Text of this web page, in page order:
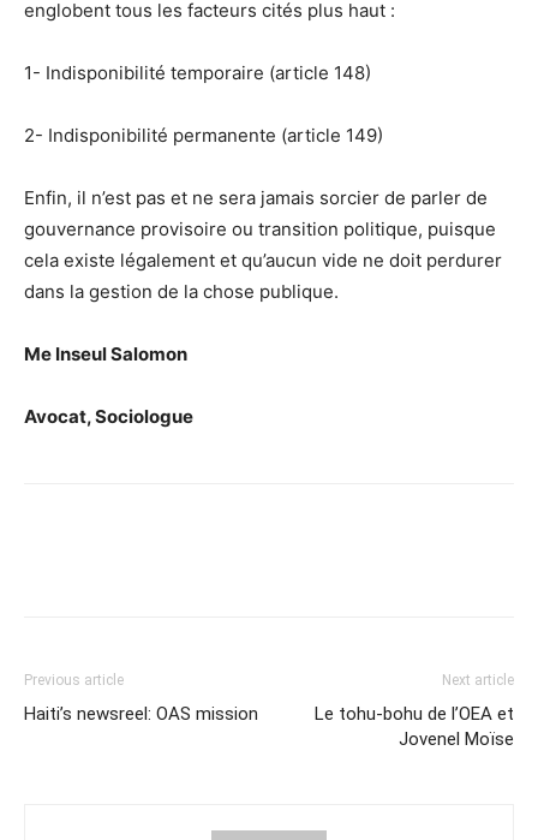
englobent tous les facteurs cités plus haut :
1- Indisponibilité temporaire (article 148)
2- Indisponibilité permanente (article 149)
Enfin, il n’est pas et ne sera jamais sorcier de parler de
gouvernance provisoire ou transition politique, puisque
cela existe légalement et qu’aucun vide ne doit perdurer
dans la gestion de la chose publique.
Me Inseul Salomon
Avocat, Sociologue
Previous article
Haiti’s newsreel: OAS mission
Next article
Le tohu-bohu de l’OEA et
Jovenel Moïse